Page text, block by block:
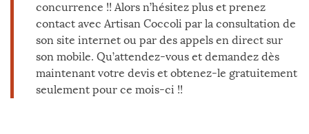
concurrence !! Alors n’hésitez plus et prenez
contact avec Artisan Coccoli par la consultation de
son site internet ou par des appels en direct sur
son mobile. Qu’attendez-vous et demandez dès
maintenant votre devis et obtenez-le gratuitement
seulement pour ce mois-ci !!